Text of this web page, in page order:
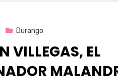
Durango
VILLEGAS, EL